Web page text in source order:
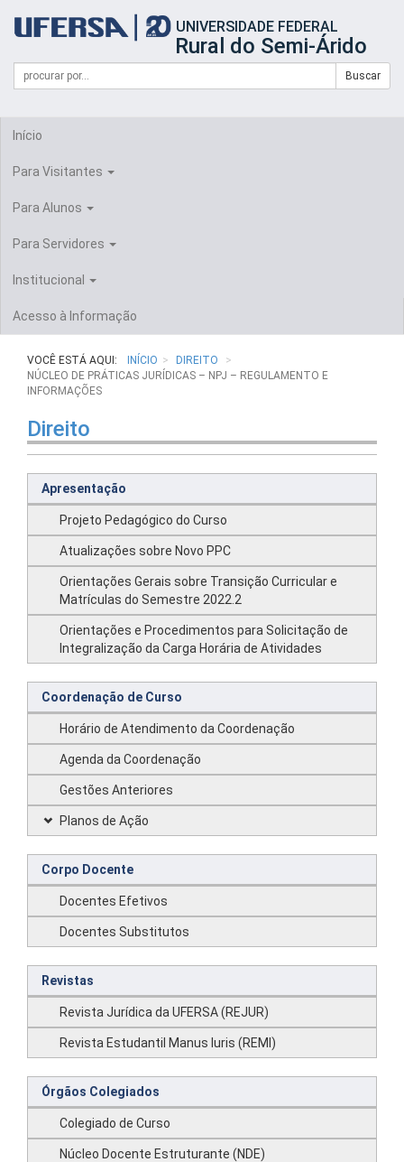
portal
UFERSA
UNIVERSIDADE FEDERAL
Rural do Semi-Árido
Formulário
Busca
Campo
de
Buscar
Início
Para Visitantes
Para Alunos
Para Servidores
Institucional
Acesso à Informação
VOCÊ ESTÁ AQUI: INÍCIO
DIREITO
NÚCLEO DE PRÁTICAS JURÍDICAS – NPJ – REGULAMENTO E
INFORMAÇÕES
Direito
Apresentação
Projeto Pedagógico do Curso
Atualizações sobre Novo PPC
Orientações Gerais sobre Transição Curricular e
Matrículas do Semestre 2022.2
Orientações e Procedimentos para Solicitação de
Integralização da Carga Horária de Atividades
Coordenação de Curso
Horário de Atendimento da Coordenação
Agenda da Coordenação
Gestões Anteriores
Planos de Ação
Corpo Docente
Docentes Efetivos
Docentes Substitutos
Revistas
Revista Jurídica da UFERSA (REJUR)
Revista Estudantil Manus Iuris (REMI)
Órgãos Colegiados
Colegiado de Curso
Núcleo Docente Estruturante (NDE)